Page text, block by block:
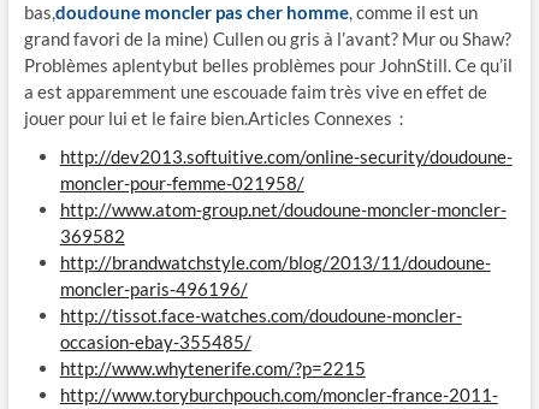
bas,doudoune moncler pas cher homme, comme il est un
grand favori de la mine) Cullen ou gris à l’avant? Mur ou Shaw?
Problèmes aplentybut belles problèmes pour JohnStill. Ce qu’il
a est apparemment une escouade faim très vive en effet de
jouer pour lui et le faire bien.Articles Connexes：
http://dev2013.softuitive.com/online-security/doudoune-
moncler-pour-femme-021958/
http://www.atom-group.net/doudoune-moncler-moncler-
369582
http://brandwatchstyle.com/blog/2013/11/doudoune-
moncler-paris-496196/
http://tissot.face-watches.com/doudoune-moncler-
occasion-ebay-355485/
http://www.whytenerife.com/?p=2215
http://www.toryburchpouch.com/moncler-france-2011-